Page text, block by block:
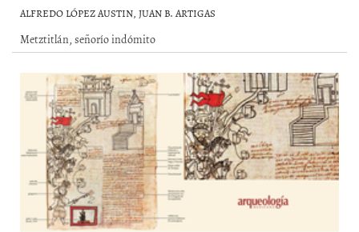
ALFREDO LÓPEZ AUSTIN, JUAN B. ARTIGAS
Metztitlán, señorío indómito